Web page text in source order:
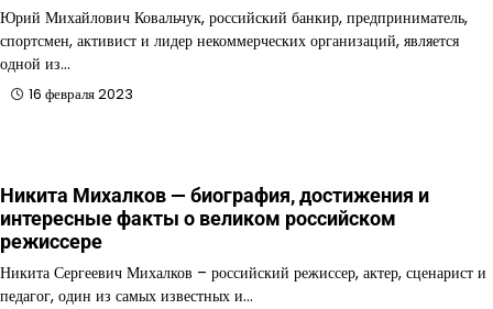
Юрий Михайлович Ковальчук, российский банкир, предприниматель,
спортсмен, активист и лидер некоммерческих организаций, является
одной из…
16 февраля 2023
Никита Михалков — биография, достижения и
интересные факты о великом российском
режиссере
Никита Сергеевич Михалков – российский режиссер, актер, сценарист и
педагог, один из самых известных и…